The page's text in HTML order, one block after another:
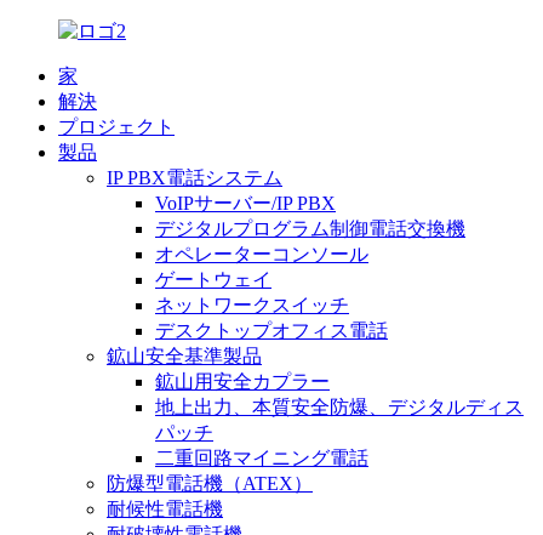
家
解決
プロジェクト
製品
IP PBX電話システム
VoIPサーバー/IP PBX
デジタルプログラム制御電話交換機
オペレーターコンソール
ゲートウェイ
ネットワークスイッチ
デスクトップオフィス電話
鉱山安全基準製品
鉱山用安全カプラー
地上出力、本質安全防爆、デジタルディス
パッチ
二重回路マイニング電話
防爆型電話機（ATEX）
耐候性電話機